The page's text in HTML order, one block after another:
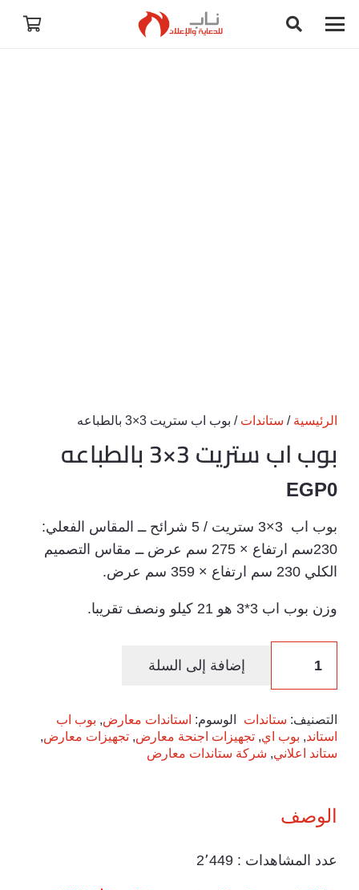
الرئيسية / ستاندات / بوب اب ستريت 3×3 بالطباعه
بوب اب ستريت 3×3 بالطباعه
EGP0
بوب اب 3×3 ستريت / 5 شرائح ــ المقاس الفعلي:
230سم ارتفاع × 275 سم عرض ــ مقاس التصميم
الكلي 230 سم ارتفاع × 359 سم عرض.
وزن بوب اب 3*3 هو 21 كيلو ونصف تقريبا.
بوب
ستريت
3×3
إضافة إلى السلة
التصنيف: ستاندات الوسوم: استاندات معارض, بوب اب
استاند, بوب اي, تجهيزات اجنحة معارض, تجهيزات معارض,
ستاند اعلاني, شركة ستاندات معارض
الوصف
عدد المشاهدات : 2٬449